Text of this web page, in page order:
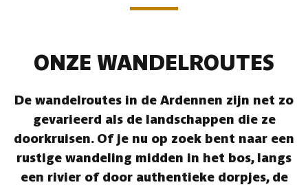
ONZE WANDELROUTES
De wandelroutes in de Ardennen zijn net zo
gevarieerd als de landschappen die ze
doorkruisen. Of je nu op zoek bent naar een
rustige wandeling midden in het bos, langs
een rivier of door authentieke dorpjes, de